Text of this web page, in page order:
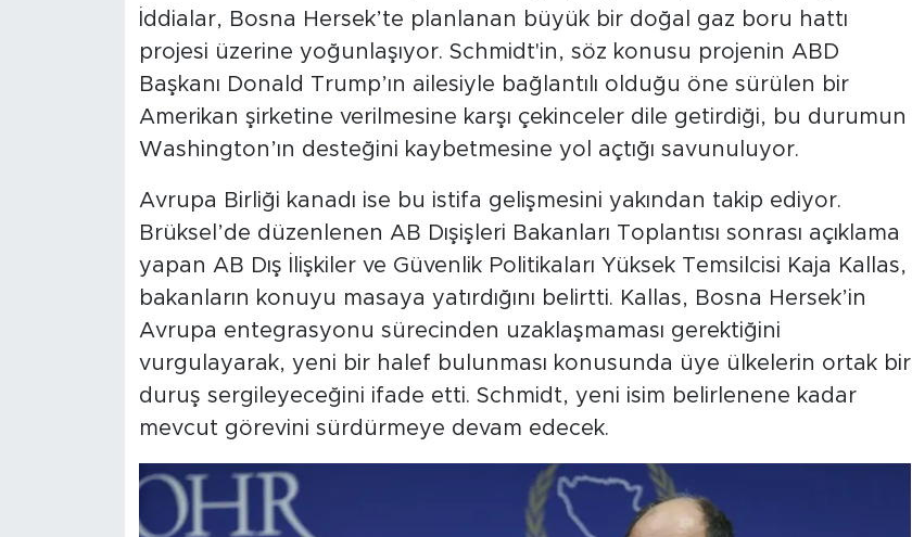
İddialar, Bosna Hersek’te planlanan büyük bir doğal gaz boru hattı
projesi üzerine yoğunlaşıyor. Schmidt'in, söz konusu projenin ABD
Başkanı Donald Trump’ın ailesiyle bağlantılı olduğu öne sürülen bir
Amerikan şirketine verilmesine karşı çekinceler dile getirdiği, bu durumun
Washington’ın desteğini kaybetmesine yol açtığı savunuluyor.
Avrupa Birliği kanadı ise bu istifa gelişmesini yakından takip ediyor.
Brüksel’de düzenlenen AB Dışişleri Bakanları Toplantısı sonrası açıklama
yapan AB Dış İlişkiler ve Güvenlik Politikaları Yüksek Temsilcisi Kaja Kallas,
bakanların konuyu masaya yatırdığını belirtti. Kallas, Bosna Hersek’in
Avrupa entegrasyonu sürecinden uzaklaşmaması gerektiğini
vurgulayarak, yeni bir halef bulunması konusunda üye ülkelerin ortak bir
duruş sergileyeceğini ifade etti. Schmidt, yeni isim belirlenene kadar
mevcut görevini sürdürmeye devam edecek.